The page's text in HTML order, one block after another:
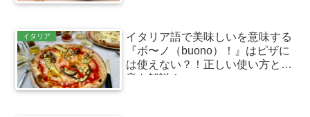
イタリア
イタリア語で美味しいを意味する
『ボ〜ノ（buono）！』はピザに
は使えない？！正しい使い方と発
音を解説！